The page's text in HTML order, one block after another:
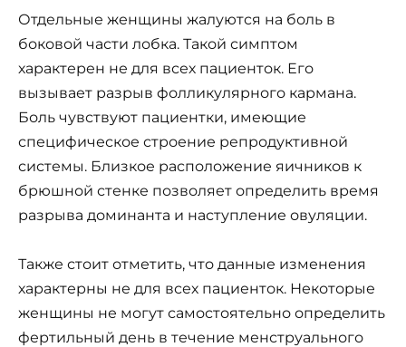
Отдельные женщины жалуются на боль в
боковой части лобка. Такой симптом
характерен не для всех пациенток. Его
вызывает разрыв фолликулярного кармана.
Боль чувствуют пациентки, имеющие
специфическое строение репродуктивной
системы. Близкое расположение яичников к
брюшной стенке позволяет определить время
разрыва доминанта и наступление овуляции.
Также стоит отметить, что данные изменения
характерны не для всех пациенток. Некоторые
женщины не могут самостоятельно определить
фертильный день в течение менструального